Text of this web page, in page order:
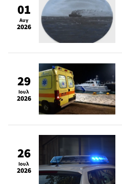
01
Αυγ
2026
29
Ιουλ
2026
26
Ιουλ
2026